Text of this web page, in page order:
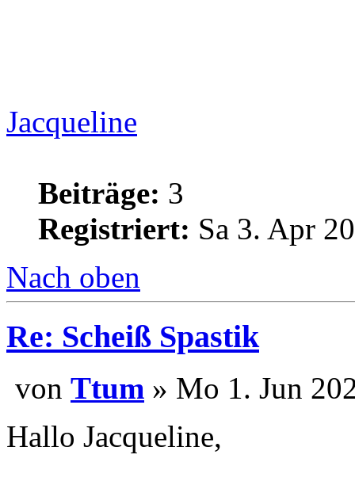
Jacqueline
Beiträge: 3
Registriert: Sa 3. Apr
Nach oben
Re: Scheiß Spastik
von Ttum » Mo 1. Jun
Hallo Jacqueline,